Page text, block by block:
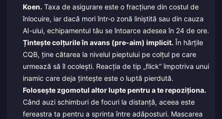
Koen. Taxa de asigurare este o fracțiune din costul de
înlocuire, iar dacă mori într-o zonă liniștită sau din cauza
AI-ului, echipamentul tău se întoarce adesea în 24 de ore.
Țintește colțurile în avans (pre-aim) implicit. În hărțile
CQB, ține cătarea la nivelul pieptului pe colțul pe care
urmează să îl ocolești. Reacția de tip „flick” împotriva unui
inamic care deja țintește este o luptă pierdută.
Folosește zgomotul altor lupte pentru a te repoziționa.
Când auzi schimburi de focuri la distanță, aceea este
fereastra ta pentru a sprinta între adăposturi. Mascarea